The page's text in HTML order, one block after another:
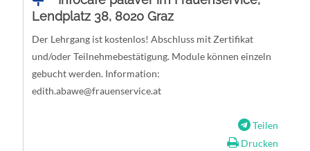
Lendplatz 38, 8020 Graz
Der Lehrgang ist kostenlos! Abschluss mit Zertifikat
und/oder Teilnehmebestätigung. Module können einzeln
gebucht werden. Information:
edith.abawe@frauenservice.at
Teilen
Drucken